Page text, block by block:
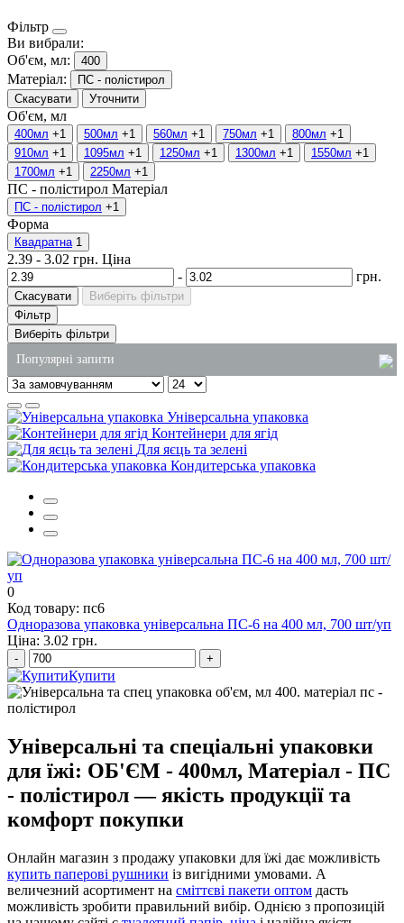
Фільтр
Ви вибрали:
Об'єм, мл:
400
Матеріал:
ПС - полістирол
Скасувати
Уточнити
Об'єм, мл
400мл +1 500мл +1 560мл +1 750мл +1 800мл +1
910мл +1 1095мл +1 1250мл +1 1300мл +1 1550мл +1
1700мл +1 2250мл +1
ПС - полістирол Матеріал
ПС - полістирол +1
Форма
Квадратна 1
2.39 - 3.02 грн. Ціна
-
грн.
Скасувати
Виберіть фільтри
Фільтр
Виберіть фільтри
Популярні запити
мило рідке 5 літрів
оптові господарські товари
купити пакети поліетиленові
одноразові лотки для їжі купити
коробка для локшини вок
Універсальна упаковка
Контейнери для ягід
Для яєць та зелені
Кондитерська упаковка
0
Код товару: пс6
Одноразова упаковка універсальна ПС-6 на 400 мл, 700 шт/уп
Ціна: 3.02 грн.
- +
Купити
Універсальні та спеціальні упаковки
для їжі: ОБ'ЄМ - 400мл, Матеріал - ПС
- полістирол — якість продукції та
комфорт покупки
Онлайн магазин з продажу упаковки для їжі дає можливість
купить паперові рушники із вигідними умовами. А
величезний асортимент на сміттєві пакети оптом дасть
можливість зробити правильний вибір. Однією з пропозицій